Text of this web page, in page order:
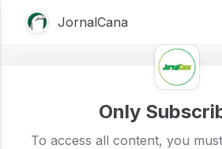
JornalCana
Sua empresa em
destaque no
Only
To access all content, you